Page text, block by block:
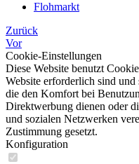
Flohmarkt
Zurück
Vor
Cookie-Einstellungen
Diese Website benutzt
Website erforderlich sind und
die den Komfort bei
Direktwerbung dienen oder
und sozialen Netzwerken
Zustimmung gesetzt.
Konfiguration